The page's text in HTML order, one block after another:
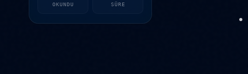
OKUNDU SÜRE